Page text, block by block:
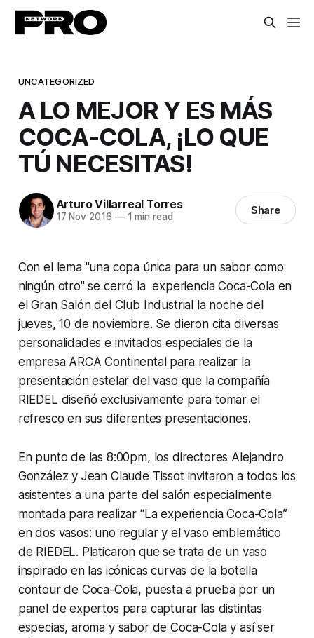
UNCATEGORIZED
A LO MEJOR Y ES MÁS
COCA-COLA, ¡LO QUE
TÚ NECESITAS!
Arturo Villarreal Torres
17 Nov 2016 —1 min read Share
Con el lema "una copa única para un sabor como
ningún otro" se cerró la experiencia Coca-Cola en
el Gran Salón del Club Industrial la noche del
jueves, 10 de noviembre. Se dieron cita diversas
personalidades e invitados especiales de la
empresa ARCA Continental para realizar la
presentación estelar del vaso que la compañía
RIEDEL diseñó exclusivamente para tomar el
refresco en sus diferentes presentaciones.
En punto de las 8:00pm, los directores Alejandro
González y Jean Claude Tissot invitaron a todos los
asistentes a una parte del salón especialmente
montada para realizar “La experiencia Coca-Cola”
en dos vasos: uno regular y el vaso emblemático
de RIEDEL. Platicaron que se trata de un vaso
inspirado en las icónicas curvas de la botella
contourde Coca-Cola, puesta a prueba por un
panel de expertos para capturar las distintas
especias, aroma y sabor de Coca-Cola y así ser